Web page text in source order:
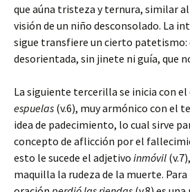
que aúna tristeza y ternura, similar
visión de un niño desconsolado. La
sigue transfiere un cierto patetismo:
desorientada, sin jinete ni guía, que
La siguiente tercerilla se inicia con
espuelas (v.6), muy armónico con el
idea de padecimiento, lo cual sirve
concepto de aflicción por el
esto le sucede el adjetivo inmóvil
maquilla la rudeza de la muerte.